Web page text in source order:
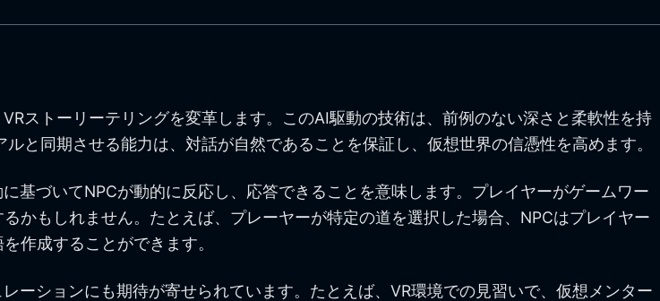
ストーリーテリングを変革します。このAI駆動の技術は、前例のない深さと柔軟性を持
と同期させる能力は、対話が自然であることを保証し、仮想世界の信憑性を高めます。
基づいてNPCが動的に反応し、応答できることを意味します。プレイヤーがゲームワー
かもしれません。たとえば、プレーヤーが特定の道を選択した場合、NPCはプレイヤー
作成することができます。
ーションにも期待が寄せられています。たとえば、VR環境での見習いで、仮想メンター